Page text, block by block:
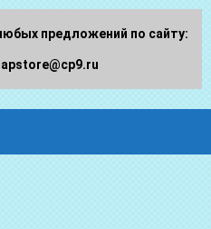
предложений по сайту: